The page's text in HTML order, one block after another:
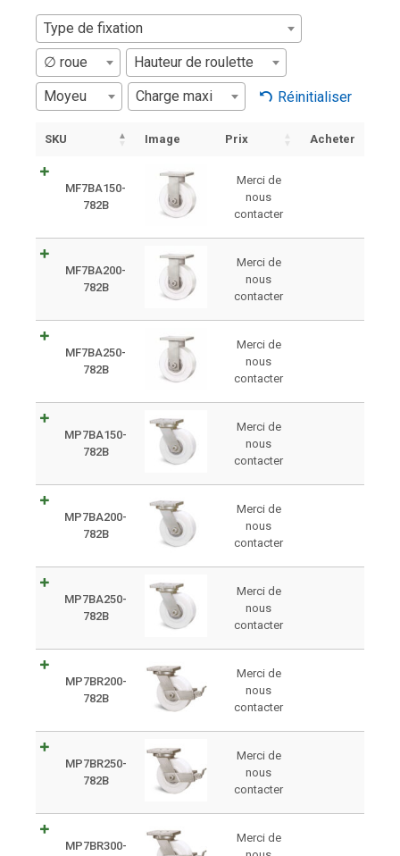
Type de fixation
∅ roue
Hauteur de roulette
Moyeu
Charge maxi Réinitialiser
SKU Image Prix Acheter
MF7BA150-
782B
Merci de
nous
contacter
MF7BA200-
782B
Merci de
nous
contacter
MF7BA250-
782B
Merci de
nous
contacter
MP7BA150-
782B
Merci de
nous
contacter
MP7BA200-
782B
Merci de
nous
contacter
MP7BA250-
782B
Merci de
nous
contacter
MP7BR200-
782B
Merci de
nous
contacter
MP7BR250-
782B
Merci de
nous
contacter
MP7BR300-
Merci de